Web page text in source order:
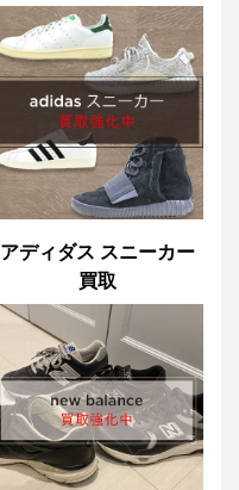
アディダス スニーカー
買取